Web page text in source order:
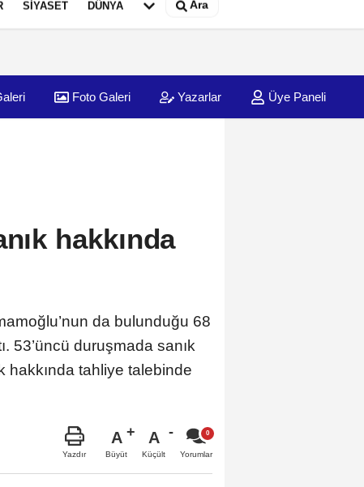
SİYASET DÜNYA Ara
Foto Galeri Yazarlar Üye Paneli
hakkında
da bulunduğu 68
53’üncü duruşmada sanık
hakkında tahliye talebinde
Yazdır
A
Büyüt
A
Küçült Yorumlar